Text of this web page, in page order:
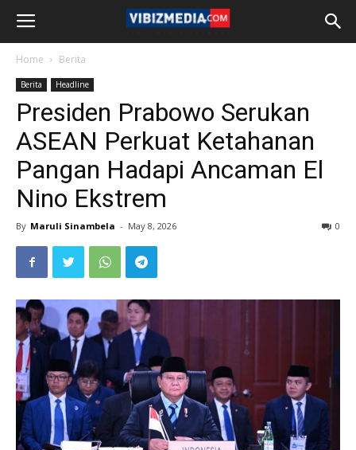
Home Berita
Berita Headline
Presiden Prabowo Serukan
ASEAN Perkuat Ketahanan
Pangan Hadapi Ancaman El
Nino Ekstrem
By Maruli Sinambela - May 8, 2026 0